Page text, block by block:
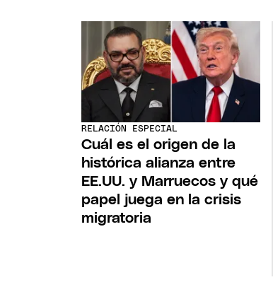
RELACIÓN ESPECIAL
Cuál es el origen de la
histórica alianza entre
EE.UU. y Marruecos y qué
papel juega en la crisis
migratoria